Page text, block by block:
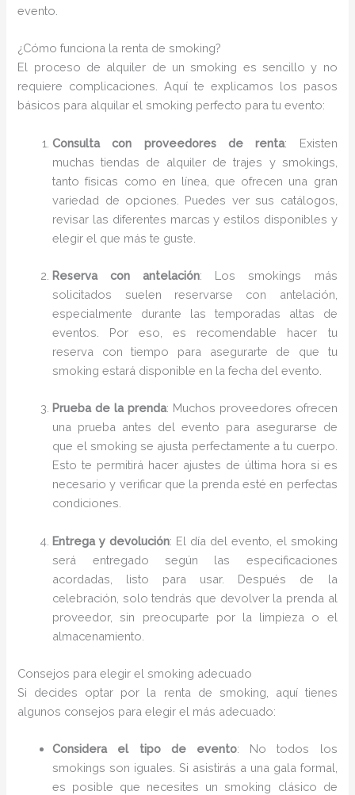
evento.
¿Cómo funciona la renta de smoking?
El proceso de alquiler de un smoking es sencillo y no
requiere complicaciones. Aquí te explicamos los pasos
básicos para alquilar el smoking perfecto para tu evento:
Consulta con proveedores de renta: Existen
muchas tiendas de alquiler de trajes y smokings,
tanto físicas como en línea, que ofrecen una gran
variedad de opciones. Puedes ver sus catálogos,
revisar las diferentes marcas y estilos disponibles y
elegir el que más te guste.
Reserva con antelación: Los smokings más
solicitados suelen reservarse con antelación,
especialmente durante las temporadas altas de
eventos. Por eso, es recomendable hacer tu
reserva con tiempo para asegurarte de que tu
smoking estará disponible en la fecha del evento.
Prueba de la prenda: Muchos proveedores ofrecen
una prueba antes del evento para asegurarse de
que el smoking se ajusta perfectamente a tu cuerpo.
Esto te permitirá hacer ajustes de última hora si es
necesario y verificar que la prenda esté en perfectas
condiciones.
Entrega y devolución: El día del evento, el smoking
será entregado según las especificaciones
acordadas, listo para usar. Después de la
celebración, solo tendrás que devolver la prenda al
proveedor, sin preocuparte por la limpieza o el
almacenamiento.
Consejos para elegir el smoking adecuado
Si decides optar por la renta de smoking, aquí tienes
algunos consejos para elegir el más adecuado:
Considera el tipo de evento: No todos los
smokings son iguales. Si asistirás a una gala formal,
es posible que necesites un smoking clásico de